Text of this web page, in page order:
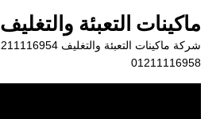
المحتوى
ماكينات التعبئة والتغليف
01211116958